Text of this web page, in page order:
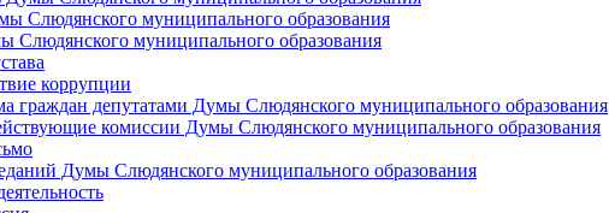
Слюдянского муниципального образования
Слюдянского муниципального образования
коррупции
граждан депутатами Думы Слюдянского муниципального образования
комиссии Думы Слюдянского муниципального образования
Думы Слюдянского муниципального образования